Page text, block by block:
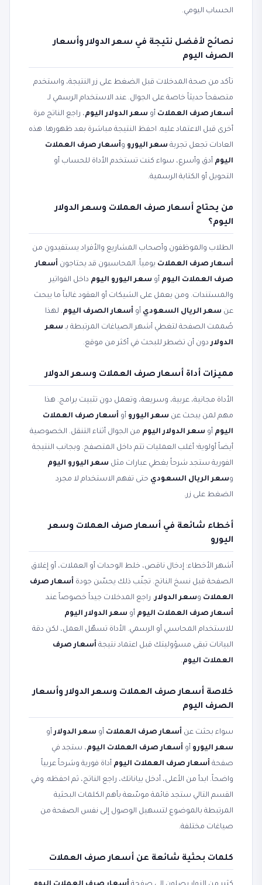
الحساب اليومي.
نصائح لأفضل نتيجة في سعر الدولار وأسعار
الصرف اليوم
تأكد من صحة المدخلات قبل الضغط على زر النتيجة، واستخدم
متصفحاً حديثاً خاصة على الجوال. عند الاستخدام الرسمي لـ
أسعار صرف العملات أو سعر الدولار اليوم، راجع الناتج مرة
أخرى قبل الاعتماد عليه. احفظ النتيجة مباشرة بعد ظهورها. هذه
العادات تجعل تجربة سعر اليورو وأسعار صرف العملات
اليوم أدق وأسرع، سواء كنت تستخدم الأداة للحساب أو
التحويل أو الكتابة الرسمية.
من يحتاج أسعار صرف العملات وسعر الدولار
اليوم؟
الطلاب والموظفون وأصحاب المشاريع والأفراد يستفيدون من
أسعار صرف العملات يومياً. المحاسبون قد يحتاجون أسعار
صرف العملات اليوم أو سعر اليورو اليوم داخل الفواتير
والمستندات. ومن يعمل على الشيكات أو العقود غالباً ما يبحث
عن سعر الريال السعودي أو أسعار الصرف اليوم. لهذا
صُممت الصفحة لتغطي أشهر الصياغات المرتبطة بـ سعر
الدولاردون أن تضطر للبحث في أكثر من موقع.
مميزات أداة أسعار صرف العملات وسعر الدولار
الأداة مجانية، عربية، وسريعة، وتعمل دون تثبيت برامج. هذا
مهم لمن يبحث عن سعر اليورو أو أسعار صرف العملات
اليوم أو سعر الدولار اليوم من الجوال أثناء التنقل. الخصوصية
أيضاً أولوية؛ أغلب العمليات تتم داخل المتصفح. وبجانب النتيجة
الفورية ستجد شرحاً يغطي عبارات مثل سعر اليورو اليوم
وسعر الريال السعودي حتى تفهم الاستخدام لا مجرد
الضغط على زر.
أخطاء شائعة في أسعار صرف العملات وسعر
اليورو
أشهر الأخطاء: إدخال ناقص، خلط الوحدات أو العملات، أو إغلاق
الصفحة قبل نسخ الناتج. تجنّب ذلك يحسّن جودة أسعار صرف
العملات وسعر الدولار. راجع المدخلات جيداً خصوصاً عند
أسعار صرف العملات اليوم أو سعر الدولار اليوم
للاستخدام المحاسبي أو الرسمي. الأداة تسهّل العمل، لكن دقة
البيانات تبقى مسؤوليتك قبل اعتماد نتيجة أسعار صرف
العملات اليوم.
خلاصة أسعار صرف العملات وسعر الدولار وأسعار
الصرف اليوم
سواء بحثت عن أسعار صرف العملات أو سعر الدولارأو
سعر اليورو أو أسعار صرف العملات اليوم، ستجد في
صفحة أسعار صرف العملات اليوم أداة فورية وشرحاً عربياً
واضحاً. ابدأ من الأعلى، أدخل بياناتك، راجع الناتج، ثم احفظه. وفي
القسم التالي ستجد قائمة موسّعة بأهم الكلمات البحثية
المرتبطة بالموضوع لتسهيل الوصول إلى نفس الصفحة من
صياغات مختلفة.
كلمات بحثية شائعة عن أسعار صرف العملات